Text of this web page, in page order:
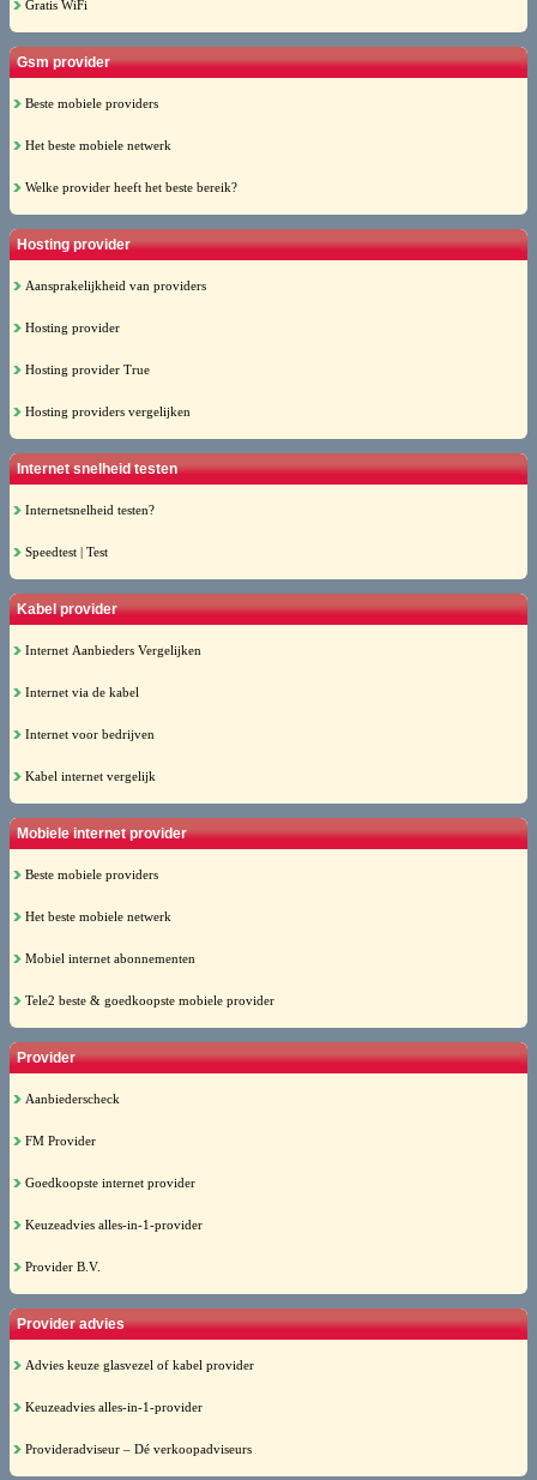
Gratis WiFi
Gsm provider
Beste mobiele providers
Het beste mobiele netwerk
Welke provider heeft het beste bereik?
Hosting provider
Aansprakelijkheid van providers
Hosting provider
Hosting provider True
Hosting providers vergelijken
Internet snelheid testen
Internetsnelheid testen?
Speedtest | Test
Kabel provider
Internet Aanbieders Vergelijken
Internet via de kabel
Internet voor bedrijven
Kabel internet vergelijk
Mobiele internet provider
Beste mobiele providers
Het beste mobiele netwerk
Mobiel internet abonnementen
Tele2 beste & goedkoopste mobiele provider
Provider
Aanbiederscheck
FM Provider
Goedkoopste internet provider
Keuzeadvies alles-in-1-provider
Provider B.V.
Provider advies
Advies keuze glasvezel of kabel provider
Keuzeadvies alles-in-1-provider
Provideradviseur – Dé verkoopadviseurs